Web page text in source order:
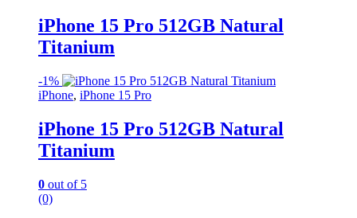
iPhone 15 Pro 512GB Natural
Titanium
-1%
iPhone, iPhone 15 Pro
iPhone 15 Pro 512GB Natural
Titanium
0 out of 5
(0)